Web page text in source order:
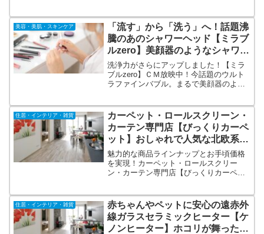
ートしてくれるので、理想の姿勢に保つ
ことができます。軽量でコンパクトだか
ら持ち運びも楽ちん。
美容・美肌・スキンケア
「流す」から「洗う」へ！話題沸
騰のあのシャワーヘッド【ミラブ
ルzero】美顔器のようなシャワー
ヘッド！
洗浄力がさらにアップしました！【ミラ
ブルzero】ＣＭ放映中！今話題のウルト
ラファインバブル。まるで美顔器のよう
付き！オリジナル「ミラブルzero お役立
ちブック」付きの正式通販。
住居・インテリア・雑貨
カーペット・ロールスクリーン・
カーテン専門店【びっくりカーペ
ット】おしゃれで人気な北欧系か
らナチュラルまで
魅力的な商品ラインナップとお手頃価格
を実現！カーペット・ロールスクリー
ン・カーテン専門店【びっくりカーペッ
北欧系はもちろん、ナチュラルな商品や
機能性にこだわった商品まで多数取り揃
えております。
住居・インテリア・雑貨
赤ちゃんやペットに安心の遠赤外
線ガラスセラミックヒーター【ケ
ノンヒーター】ホコリが舞った